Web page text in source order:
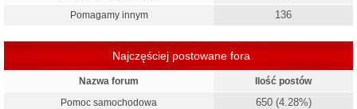
Pomagamy innym 136
Najczęściej postowane fora
Nazwa forum
Ilość postów
Pomoc samochodowa
650 (4.28%)